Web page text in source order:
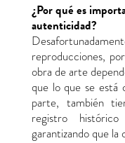
¿Por qué es
autenticidad?
reproducciones,
obra de arte
que lo que se está
parte, también
registro
garantizando que la